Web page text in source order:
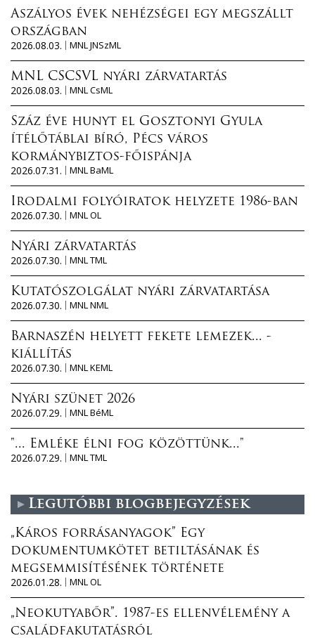
Aszályos évek nehézségei egy megszállt
országban
2026.08.03.
MNL JNSzML
MNL CSCSVL nyári zárvatartás
2026.08.03.
MNL CsML
Száz éve hunyt el Gosztonyi Gyula
ítélőtáblai bíró, Pécs város
kormánybiztos-főispánja
2026.07.31.
MNL BaML
Irodalmi folyóiratok helyzete 1986-ban
2026.07.30.
MNL OL
Nyári zárvatartás
2026.07.30.
MNL TML
Kutatószolgálat nyári zárvatartása
2026.07.30.
MNL NML
Barnaszén helyett fekete lemezek... -
kiállítás
2026.07.30.
MNL KEML
Nyári szünet 2026
2026.07.29.
MNL BéML
"... Emléke élni fog közöttünk..."
2026.07.29.
MNL TML
Legutóbbi blogbejegyzések
„Káros forrásanyagok” Egy
dokumentumkötet betiltásának és
megsemmisítésének története
2026.01.28.
MNL OL
„Neokutyabőr”. 1987-es ellenvélemény a
családfakutatásról